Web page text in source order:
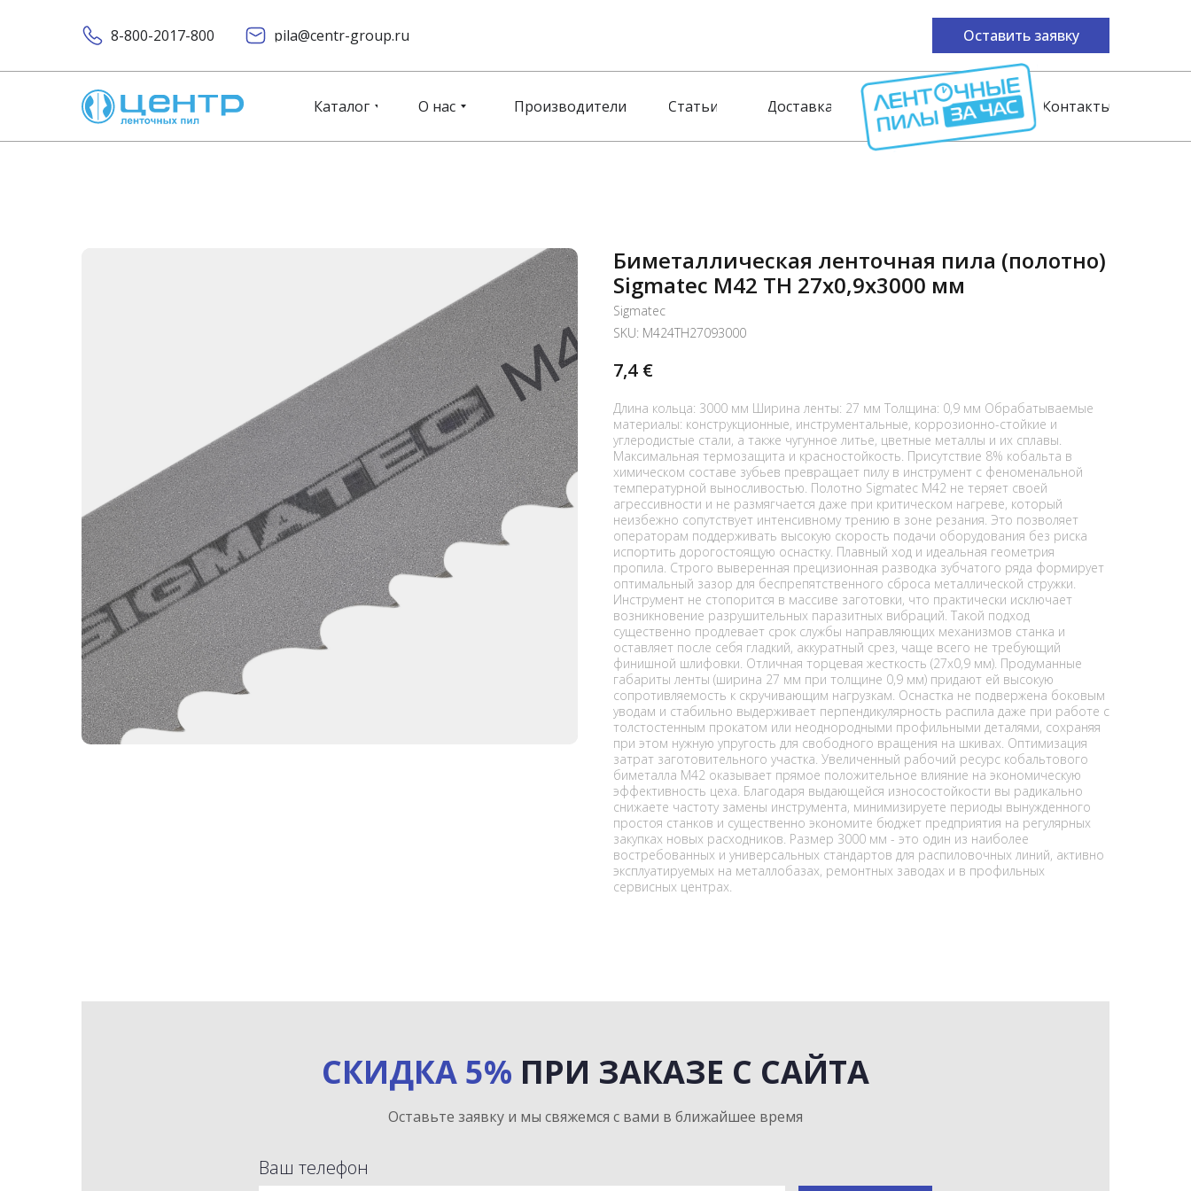
Каталог О нас Доставка
Статьи
Производители
Оставить заявку
8-800-2017-800 pila@centr-group.ru
Контакты
Биметаллическая ленточная пила (полотно)
Sigmatec M42 TH 27х0,9x3000 мм
Sigmatec
SKU: M424TH27093000
7,4 €
Длина кольца: 3000 мм Ширина ленты: 27 мм Толщина: 0,9 мм Обрабатываемые
материалы: конструкционные, инструментальные, коррозионно-стойкие и
углеродистые стали, а также чугунное литье, цветные металлы и их сплавы.
Максимальная термозащита и красностойкость. Присутствие 8% кобальта в
химическом составе зубьев превращает пилу в инструмент с феноменальной
температурной выносливостью. Полотно Sigmatec M42 не теряет своей
агрессивности и не размягчается даже при критическом нагреве, который
неизбежно сопутствует интенсивному трению в зоне резания. Это позволяет
операторам поддерживать высокую скорость подачи оборудования без риска
испортить дорогостоящую оснастку. Плавный ход и идеальная геометрия
пропила. Строго выверенная прецизионная разводка зубчатого ряда формирует
оптимальный зазор для беспрепятственного сброса металлической стружки.
Инструмент не стопорится в массиве заготовки, что практически исключает
возникновение разрушительных паразитных вибраций. Такой подход
существенно продлевает срок службы направляющих механизмов станка и
оставляет после себя гладкий, аккуратный срез, чаще всего не требующий
финишной шлифовки. Отличная торцевая жесткость (27х0,9 мм). Продуманные
габариты ленты (ширина 27 мм при толщине 0,9 мм) придают ей высокую
сопротивляемость к скручивающим нагрузкам. Оснастка не подвержена боковым
уводам и стабильно выдерживает перпендикулярность распила даже при работе с
толстостенным прокатом или неоднородными профильными деталями, сохраняя
при этом нужную упругость для свободного вращения на шкивах. Оптимизация
затрат заготовительного участка. Увеличенный рабочий ресурс кобальтового
биметалла M42 оказывает прямое положительное влияние на экономическую
эффективность цеха. Благодаря выдающейся износостойкости вы радикально
снижаете частоту замены инструмента, минимизируете периоды вынужденного
простоя станков и существенно экономите бюджет предприятия на регулярных
закупках новых расходников. Размер 3000 мм - это один из наиболее
востребованных и универсальных стандартов для распиловочных линий, активно
эксплуатируемых на металлобазах, ремонтных заводах и в профильных
сервисных центрах.
СКИДКА 5% ПРИ ЗАКАЗЕ С САЙТА
Оставьте заявку и мы свяжемся с вами в ближайшее время
Ваш телефон